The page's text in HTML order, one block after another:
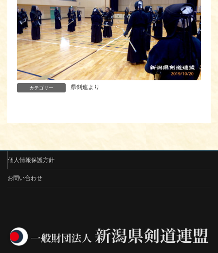
カテゴリー 県剣連より
個人情報保護方針
お問い合わせ